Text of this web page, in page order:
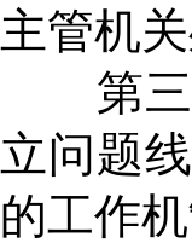
主管机关
第三
立问题
的工作机